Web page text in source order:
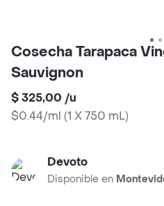
Cosecha Tarapaca
Sauvignon
$ 325,00 /u
$0.44/ml (1 X 750 mL)
Devoto
Disponible en